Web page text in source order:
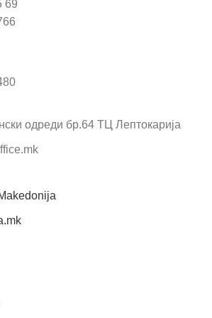
69
одреди бр.64 ТЦ Лептокарија